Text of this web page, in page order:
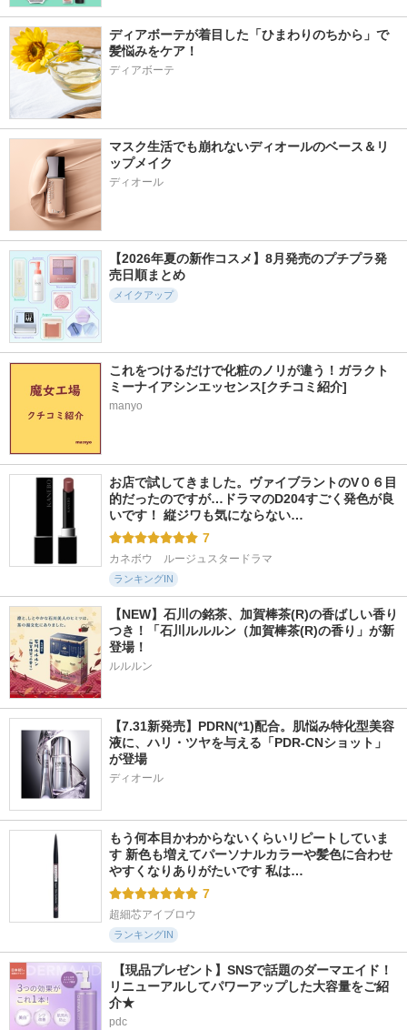
ディアボーテが着目した「ひまわりのちから」で
髪悩みをケア！
ディアボーテ
マスク生活でも崩れないディオールのベース＆リ
ップメイク
ディオール
【2026年夏の新作コスメ】8月発売のプチプラ発
売日順まとめ
メイクアップ
これをつけるだけで化粧のノリが違う！ガラクト
ミーナイアシンエッセンス[クチコミ紹介]
manyo
お店で試してきました。ヴァイブラントのV０６目
的だったのですが…ドラマのD204すごく発色が良
いです！ 縦ジワも気にならない…
7
カネボウ　ルージュスタードラマ
ランキングIN
【NEW】石川の銘茶、加賀棒茶(R)の香ばしい香り
つき！「石川ルルルン（加賀棒茶(R)の香り」が新
登場！
ルルルン
【7.31新発売】PDRN(*1)配合。肌悩み特化型美容
液に、ハリ・ツヤを与える「PDR-CNショット」
が登場
ディオール
もう何本目かわからないくらいリピートしていま
す 新色も増えてパーソナルカラーや髪色に合わせ
やすくなりありがたいです 私は…
7
超細芯アイブロウ
ランキングIN
【現品プレゼント】SNSで話題のダーマエイド！
リニューアルしてパワーアップした大容量をご紹
介★
pdc